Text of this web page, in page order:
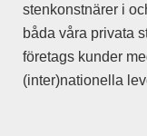
stenkonstnärer i
båda våra privata
företags kunder
(inter)nationella